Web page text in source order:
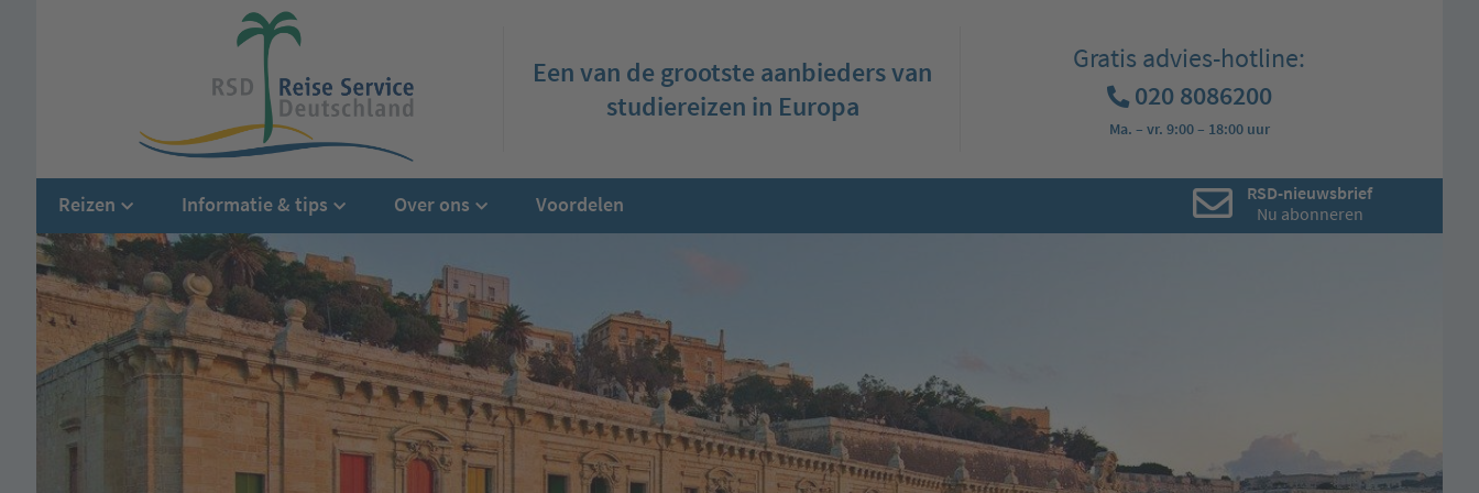
Een van de grootste aanbieders van
studiereizen in Europa
Gratis advies-hotline:
020 8086200
Ma. – vr. 9:00 – 18:00 uur
Reizen Informatie & tips Over ons Voordelen
RSD-nieuwsbrief
Nu abonneren